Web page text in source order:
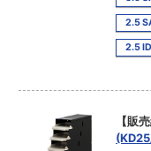
2.5
2.5
【販